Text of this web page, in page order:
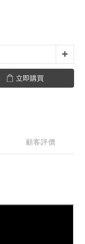
立即購買
顧客評價